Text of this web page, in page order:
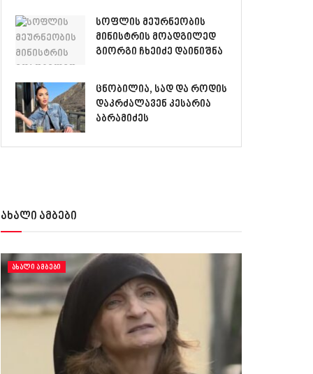
სოფლის მეურნეობის
მინისტრის მოადგილედ
გიორგი ჩხეიძე დაინიშნა
ცნობილია, სად და როდის
დაკრძალავენ კესარია
აბრამიძეს
ახალი ამბები
ᲐᲮᲐᲚᲘ ᲐᲛᲑᲔᲑᲘ